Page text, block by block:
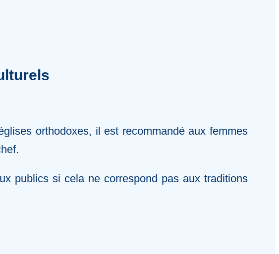
orthodoxes, il est recommandé aux femmes
publics si cela ne correspond pas aux traditions